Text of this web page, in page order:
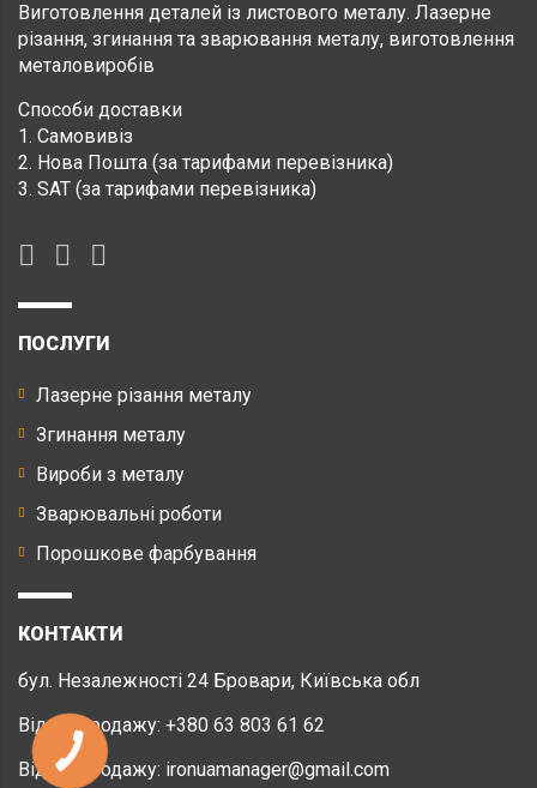
Виготовлення деталей із листового металу. Лазерне
різання, згинання та зварювання металу, виготовлення
металовиробів
Способи доставки
1. Самовивіз
2. Нова Пошта (за тарифами перевізника)
3. SAT (за тарифами перевізника)
ПОСЛУГИ
Лазерне різання металу
Згинання металу
Вироби з металу
Зварювальні роботи
Порошкове фарбування
КОНТАКТИ
бул. Незалежності 24 Бровари, Київська обл
Відділ продажу: +380 63 803 61 62
Відділ продажу: ironuamanager@gmail.com